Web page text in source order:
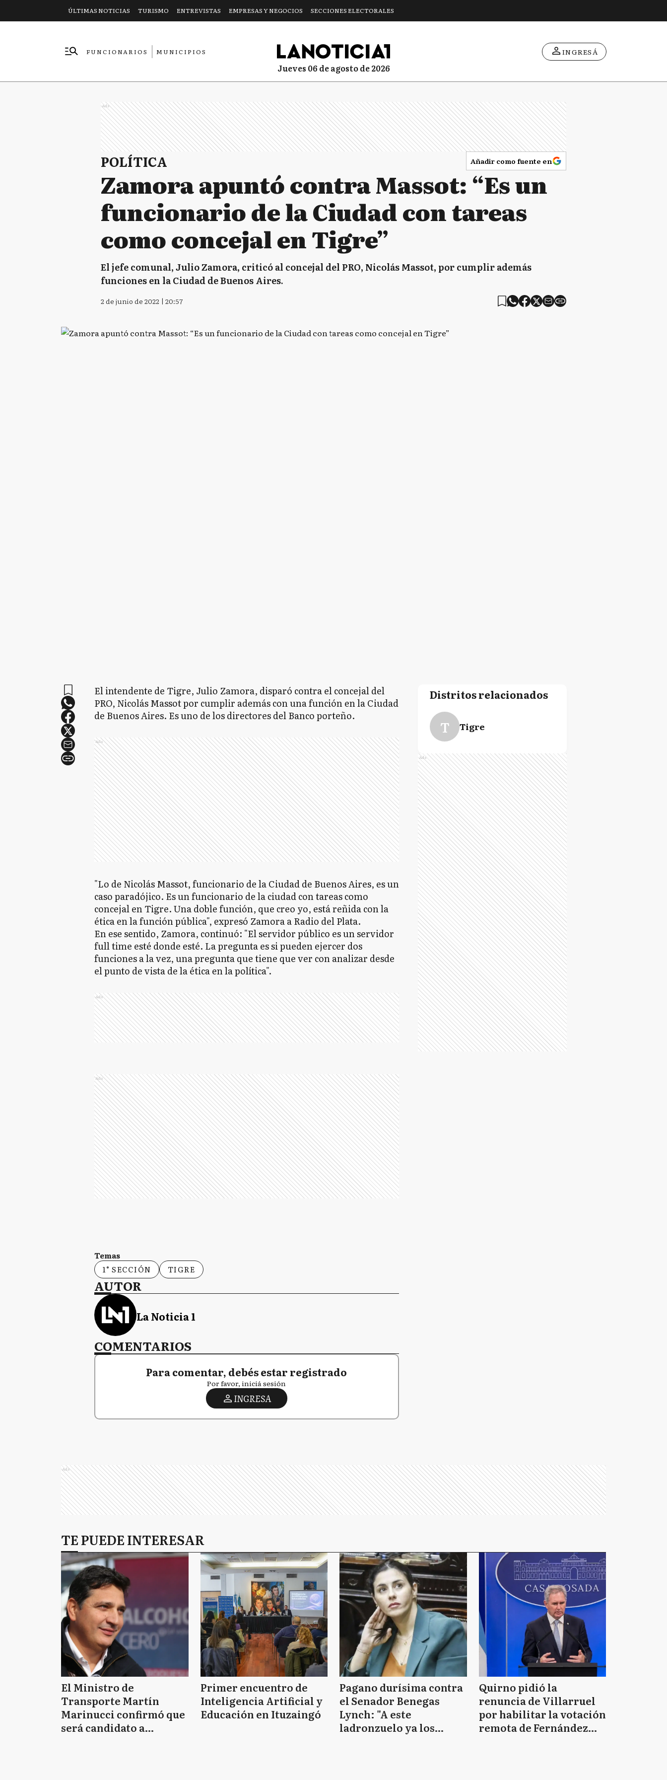
ÚLTIMAS NOTICIAS TURISMO ENTREVISTAS EMPRESAS Y NEGOCIOS SECCIONES ELECTORALES
FUNCIONARIOS
MUNICIPIOS
jueves 06 de agosto de 2026
INGRESÁ
Ads
POLÍTICA Añadir como fuente en
Zamora apuntó contra Massot: “Es un
funcionario de la Ciudad con tareas
como concejal en Tigre”
El jefe comunal, Julio Zamora, criticó al concejal del PRO, Nicolás Massot, por cumplir además
funciones en la Ciudad de Buenos Aires.
2 de junio de 2022 | 20:57
El intendente de Tigre, Julio Zamora, disparó contra el concejal del
PRO, Nicolás Massot por cumplir además con una función en la Ciudad
de Buenos Aires. Es uno de los directores del Banco porteño.
Ads
"Lo de Nicolás Massot, funcionario de la Ciudad de Buenos Aires, es un
caso paradójico. Es un funcionario de la ciudad con tareas como
concejal en Tigre. Una doble función, que creo yo, está reñida con la
ética en la función pública", expresó Zamora a Radio del Plata.
En ese sentido, Zamora, continuó: "El servidor público es un servidor
full time esté donde esté. La pregunta es si pueden ejercer dos
funciones a la vez, una pregunta que tiene que ver con analizar desde
el punto de vista de la ética en la política".
Ads
Ads
Temas
1° SECCIÓN
TIGRE
AUTOR
La Noticia 1
COMENTARIOS
Para comentar, debés estar registrado
Por favor, iniciá sesión
INGRESA
Distritos relacionados
T Tigre
Ads
Ads
TE PUEDE INTERESAR
El Ministro de
Transporte Martín
Marinucci confirmó que
será candidato a
Primer encuentro de
Inteligencia Artificial y
Educación en Ituzaingó
Pagano durísima contra
el Senador Benegas
Lynch: "A este
ladronzuelo ya los
Quirno pidió la
renuncia de Villarruel
por habilitar la votación
remota de Fernández